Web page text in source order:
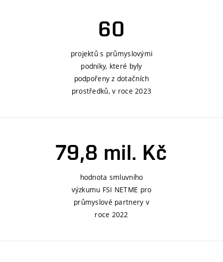
60
projektů s průmyslovými
podniky, které byly
podpořeny z dotačních
prostředků, v roce 2023
79,8 mil. Kč
hodnota smluvního
výzkumu FSI NETME pro
průmyslové partnery v
roce 2022